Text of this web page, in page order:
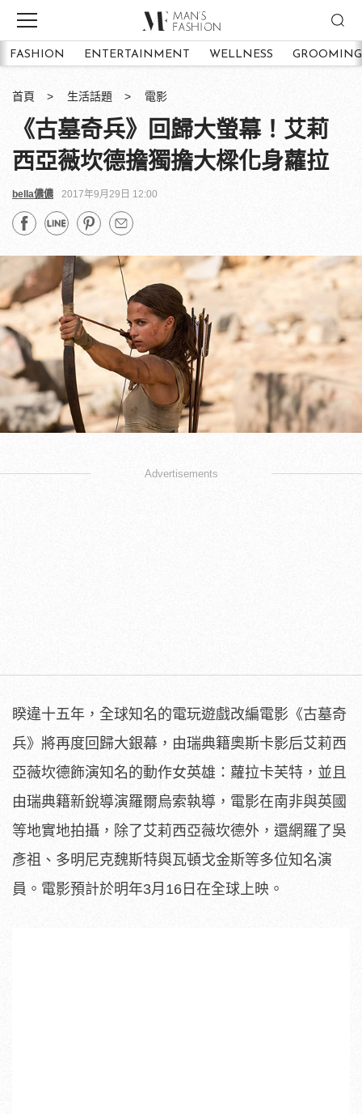
FASHION ENTERTAINMENT WELLNESS GROOMING
首頁 生活話題 電影
《古墓奇兵》回歸大螢幕！艾莉
西亞薇坎德擔獨擔大樑化身蘿拉
bella儂儂 2017年9月29日 12:00
Advertisements
睽違十五年，全球知名的電玩遊戲改編電影《古墓奇
兵》將再度回歸大銀幕，由瑞典籍奧斯卡影后艾莉西
亞薇坎德飾演知名的動作女英雄：蘿拉卡芙特，並且
由瑞典籍新銳導演羅爾烏索執導，電影在南非與英國
等地實地拍攝，除了艾莉西亞薇坎德外，還網羅了吳
彥祖、多明尼克魏斯特與瓦頓戈金斯等多位知名演
員。電影預計於明年3月16日在全球上映。